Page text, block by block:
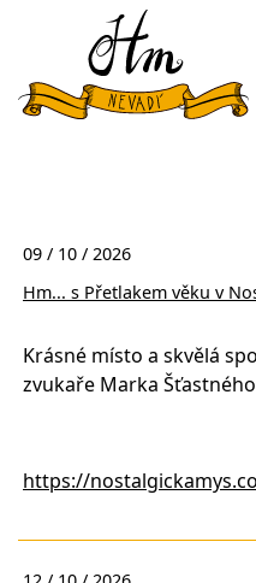
09 / 10 / 2026
Hm... s Přetlakem věku v
Krásné místo a skvělá
zvukaře Marka Šťastného
https://